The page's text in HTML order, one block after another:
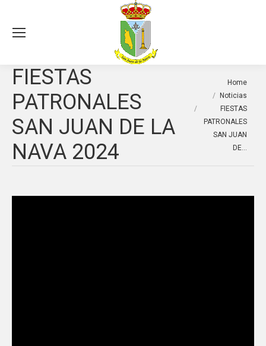
FIESTAS
PATRONALES
SAN JUAN DE LA
NAVA 2024
You are here:Home
Noticias
FIESTAS
PATRONALES
SAN JUAN
DE…